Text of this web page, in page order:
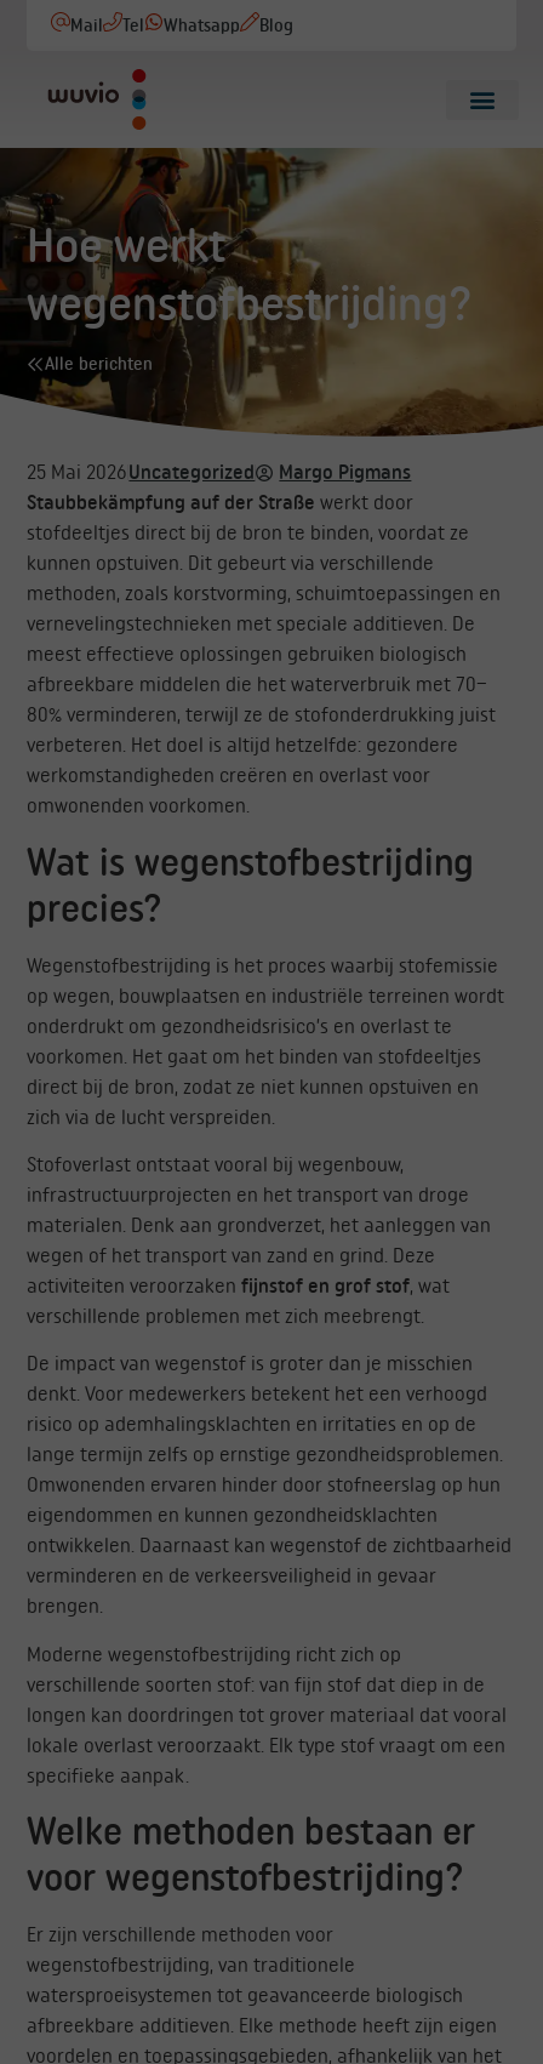
Mail Tel Whatsapp Blog
Hoe werkt
wegenstofbestrijding?
Alle berichten
25 Mai 2026Uncategorized
Margo Pigmans
Staubbekämpfung auf der Straße werkt door
stofdeeltjes direct bij de bron te binden, voordat ze
kunnen opstuiven. Dit gebeurt via verschillende
methoden, zoals korstvorming, schuimtoepassingen en
vernevelingstechnieken met speciale additieven. De
meest effectieve oplossingen gebruiken biologisch
afbreekbare middelen die het waterverbruik met 70–
80% verminderen, terwijl ze de stofonderdrukking juist
verbeteren. Het doel is altijd hetzelfde: gezondere
werkomstandigheden creëren en overlast voor
omwonenden voorkomen.
Wat is wegenstofbestrijding
precies?
Wegenstofbestrijding is het proces waarbij stofemissie
op wegen, bouwplaatsen en industriële terreinen wordt
onderdrukt om gezondheidsrisico’s en overlast te
voorkomen. Het gaat om het binden van stofdeeltjes
direct bij de bron, zodat ze niet kunnen opstuiven en
zich via de lucht verspreiden.
Stofoverlast ontstaat vooral bij wegenbouw,
infrastructuurprojecten en het transport van droge
materialen. Denk aan grondverzet, het aanleggen van
wegen of het transport van zand en grind. Deze
activiteiten veroorzakenfijnstof en grof stof, wat
verschillende problemen met zich meebrengt.
De impact van wegenstof is groter dan je misschien
denkt. Voor medewerkers betekent het een verhoogd
risico op ademhalingsklachten en irritaties en op de
lange termijn zelfs op ernstige gezondheidsproblemen.
Omwonenden ervaren hinder door stofneerslag op hun
eigendommen en kunnen gezondheidsklachten
ontwikkelen. Daarnaast kan wegenstof de zichtbaarheid
verminderen en de verkeersveiligheid in gevaar
brengen.
Moderne wegenstofbestrijding richt zich op
verschillende soorten stof: van fijn stof dat diep in de
longen kan doordringen tot grover materiaal dat vooral
lokale overlast veroorzaakt. Elk type stof vraagt om een
specifieke aanpak.
Welke methoden bestaan er
voor wegenstofbestrijding?
Er zijn verschillende methoden voor
wegenstofbestrijding, van traditionele
watersproeisystemen tot geavanceerde biologisch
afbreekbare additieven. Elke methode heeft zijn eigen
voordelen en toepassingsgebieden, afhankelijk van het